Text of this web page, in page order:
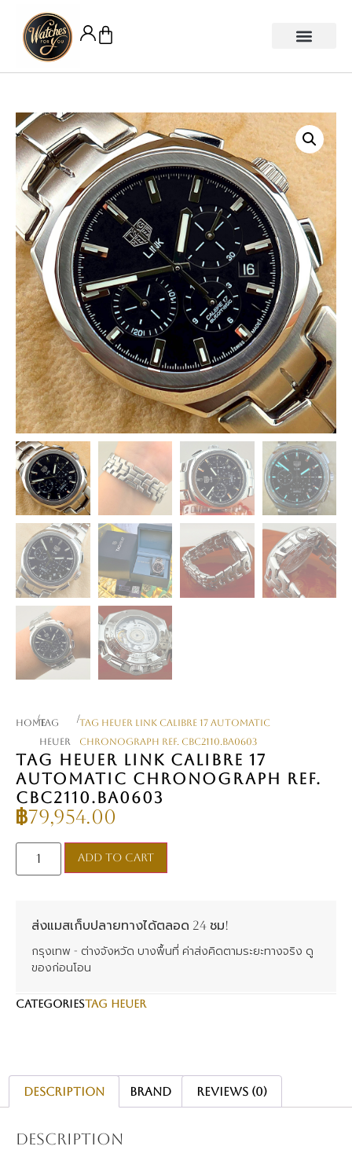
Home
/TAG
Heuer
/TAG Heuer Link Calibre 17 Automatic
Chronograph Ref. CBC2110.BA0603
TAG HEUER LINK CALIBRE 17
AUTOMATIC CHRONOGRAPH REF.
CBC2110.BA0603
฿79,954.00
Add to cart
ส่งแมสเก็บปลายทางได้ตลอด 24 ชม!
กรุงเทพ - ต่างจังหวัด บางพื้นที่ ค่าส่งคิดตามระยะทางจริง ดู
ของก่อนโอน
CATEGORIESTAG Heuer
Description Brand Reviews (0)
Description